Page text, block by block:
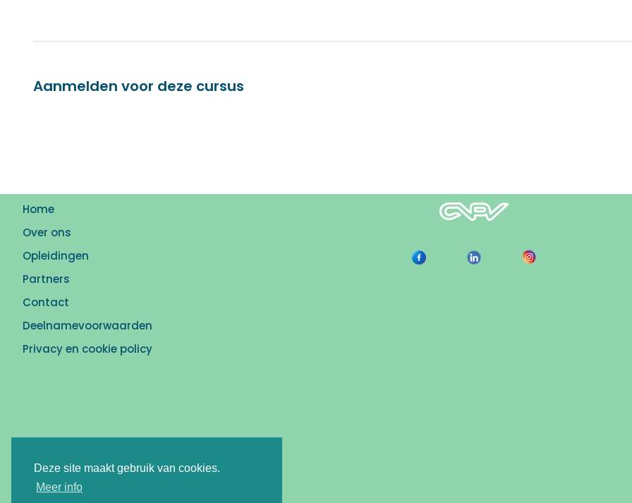
Deze site maakt gebruik van cookies.
Meer info
Aanmelden voor deze cursus
Home
Over ons
Opleidingen
Partners
Contact
Deelnamevoorwaarden
Privacy en cookie policy